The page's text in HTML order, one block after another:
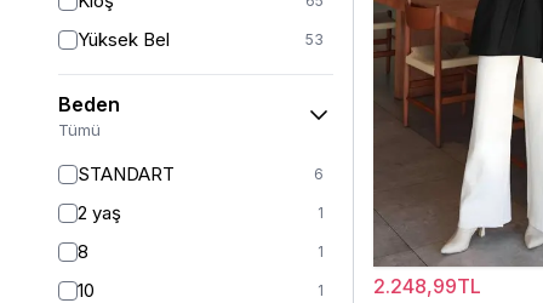
Yüksek Bel 53
Geniş Paça 41
Palazzo 27
Beden
Tümü
STANDART 6
2 yaş 1
8 1
10 1 2.248,99TL